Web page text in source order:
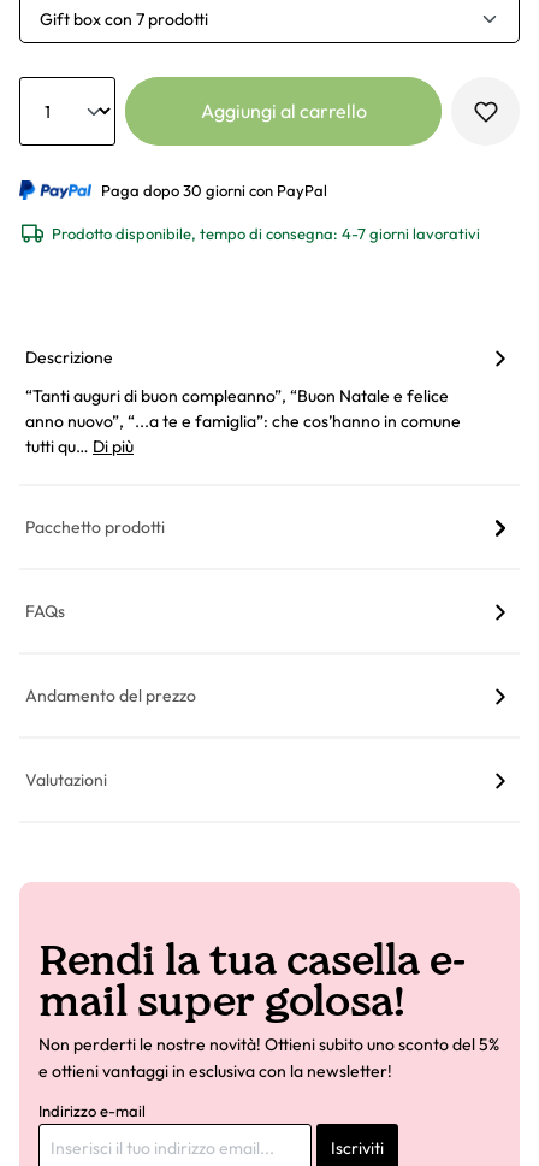
Gift box con 7 prodotti
Anzahl
Aggiungi al carrello
Paga dopo 30 giorni con PayPal
Prodotto disponibile, tempo di consegna: 4-7 giorni lavorativi
Descrizione
“Tanti auguri di buon compleanno”, “Buon Natale e felice
anno nuovo”, “...a te e famiglia”: che cos’hanno in comune
tutti qu… Di più
Pacchetto prodotti
FAQs
Andamento del prezzo
Valutazioni
Rendi la tua casella e-
mail super golosa!
Non perderti le nostre novità! Ottieni subito uno sconto del 5%
e ottieni vantaggi in esclusiva con la newsletter!
Indirizzo e-mail
Iscriviti